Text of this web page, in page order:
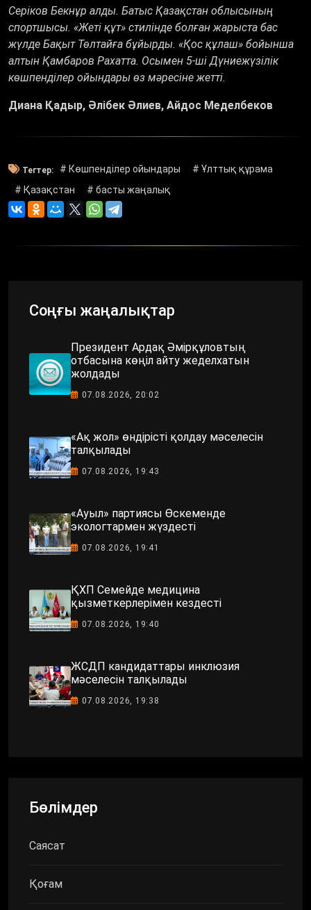
Серіков Бекнұр алды. Батыс Қазақстан облысының
спортшысы. «Жеті құт» стилінде болған жарыста бас
жүлде Бақыт Төлтайға бұйырды. «Қос құлаш» бойынша
алтын Қамбаров Рахатта. Осымен 5-ші Дүниежүзілік
көшпенділер ойындары өз мәресіне жетті.
Диана Қадыр, Әлібек Әлиев, Айдос Меделбеков
Тегтер: # Көшпенділер ойындары
# Ұлттық құрама
# Қазақстан
# басты жаңалық
Соңғы жаңалықтар
Президент Ардақ Әмірқұловтың
отбасына көңіл айту жеделхатын
жолдады
07.08.2026, 20:02
«Ақ жол» өндірісті қолдау мәселесін
талқылады
07.08.2026, 19:43
«Ауыл» партиясы Өскеменде
экологтармен жүздесті
07.08.2026, 19:41
ҚХП Семейде медицина
қызметкерлерімен кездесті
07.08.2026, 19:40
ЖСДП кандидаттары инклюзия
мәселесін талқылады
07.08.2026, 19:38
Бөлімдер
Саясат
Қоғам